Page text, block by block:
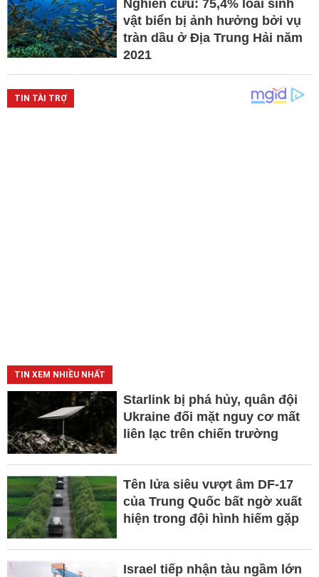
Nghiên cứu: 75,4% loài sinh
vật biển bị ảnh hưởng bởi vụ
tràn dầu ở Địa Trung Hải năm
2021
TIN XEM NHIỀU NHẤT
Starlink bị phá hủy, quân đội
Ukraine đối mặt nguy cơ mất
liên lạc trên chiến trường
Tên lửa siêu vượt âm DF-17
của Trung Quốc bất ngờ xuất
hiện trong đội hình hiếm gặp
Israel tiếp nhận tàu ngầm lớn